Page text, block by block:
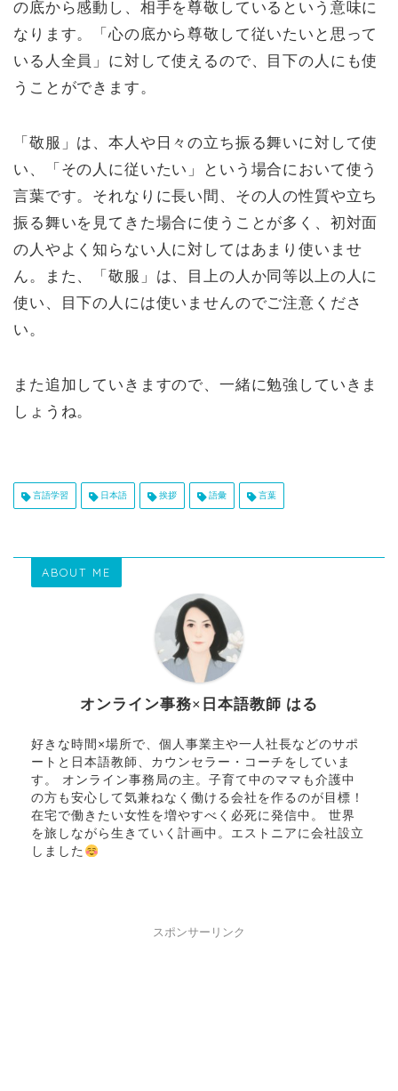
の底から感動し、相手を尊敬しているという意味に
なります。「心の底から尊敬して従いたいと思って
いる人全員」に対して使えるので、目下の人にも使
うことができます。
「敬服」は、本人や日々の立ち振る舞いに対して使
い、「その人に従いたい」という場合において使う
言葉です。それなりに長い間、その人の性質や立ち
振る舞いを見てきた場合に使うことが多く、初対面
の人やよく知らない人に対してはあまり使いませ
ん。また、「敬服」は、目上の人か同等以上の人に
使い、目下の人には使いませんのでご注意くださ
い。
また追加していきますので、一緒に勉強していきま
しょうね。
言語学習 日本語 挨拶 語彙 言葉
ABOUT ME
オンライン事務×日本語教師 はる
好きな時間×場所で、個人事業主や一人社長などのサポ
ートと日本語教師、カウンセラー・コーチをしていま
す。 オンライン事務局の主。子育て中のママも介護中
の方も安心して気兼ねなく働ける会社を作るのが目標！
在宅で働きたい女性を増やすべく必死に発信中。 世界
を旅しながら生きていく計画中。エストニアに会社設立
しました
スポンサーリンク